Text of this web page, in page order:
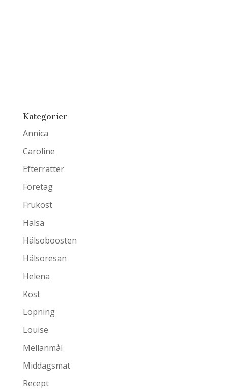
Kategorier
Annica
Caroline
Efterrätter
Företag
Frukost
Hälsa
Hälsoboosten
Hälsoresan
Helena
Kost
Löpning
Louise
Mellanmål
Middagsmat
Recept